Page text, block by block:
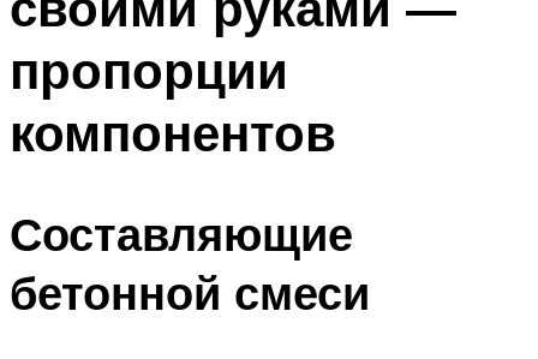
пропорции
компонентов
Составляющие
бетонной смеси